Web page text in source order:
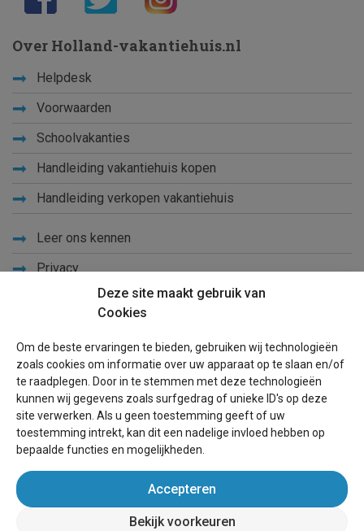
Deze site maakt gebruik van
Cookies
Om de beste ervaringen te bieden, gebruiken wij technologieën
zoals cookies om informatie over uw apparaat op te slaan en/of
te raadplegen. Door in te stemmen met deze technologieën
kunnen wij gegevens zoals surfgedrag of unieke ID's op deze
site verwerken. Als u geen toestemming geeft of uw
toestemming intrekt, kan dit een nadelige invloed hebben op
bepaalde functies en mogelijkheden.
Accepteren
Bekijk voorkeuren
Over Holland-vakantiehuis.nl
Helpdesk
Voorwaarden
Schoolvakanties
Handleiding vakantiehuis kopen
Handleiding verkopen vakantiehuis
Leer ons kennen
Privacy
Blog
Voor eigenaren
Een advertentie plaatsen
Succesvol verhuren vakantiewoning
wereldvakantiehuis.nl(vakantiehuizen wereldwijd)